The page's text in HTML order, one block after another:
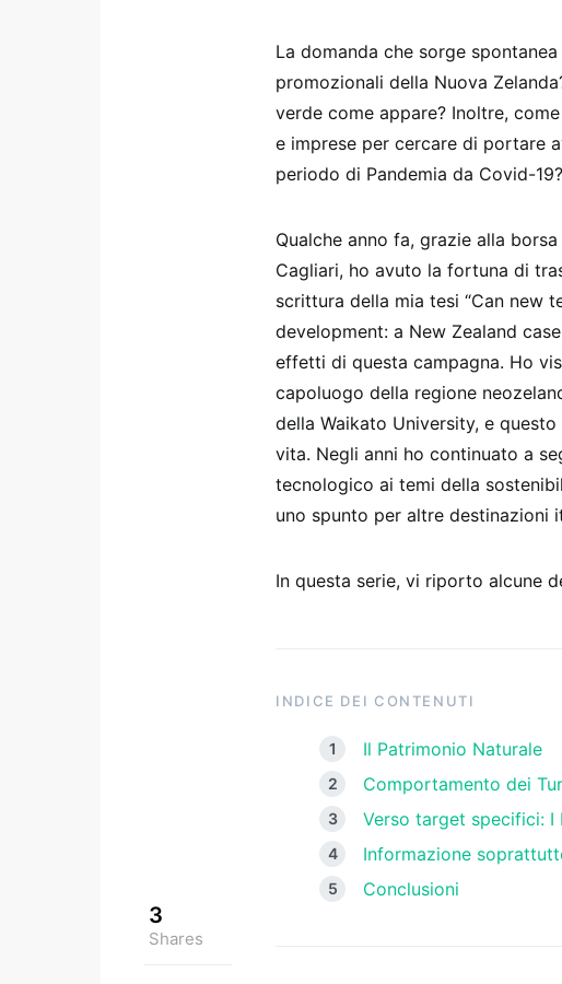
3
Shares
La domanda che sorge
promozionali della Nuova
verde come appare? Inoltre,
e imprese per cercare di portare
periodo di Pandemia da Covid-
Qualche anno fa, grazie alla
Cagliari, ho avuto la fortuna di
scrittura della mia tesi “Can new
development: a New Zealand
effetti di questa campagna. Ho
capoluogo della regione
della Waikato University, e
vita. Negli anni ho continuato a
tecnologico ai temi della
uno spunto per altre destinazioni
In questa serie, vi riporto alcune
INDICE DEI CONTENUTI
Il Patrimonio Naturale
Comportamento dei
Verso target specifici: I
Informazione
Conclusioni